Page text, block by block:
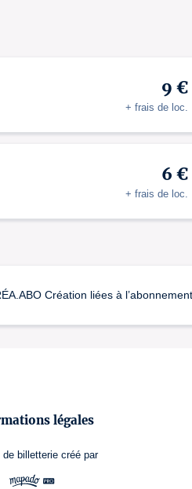
9 €
+ frais de loc.
6 €
+ frais de loc.
Création liées à l’abonnement
légales
de billetterie créé par